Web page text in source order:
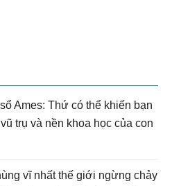
Ames: Thứ có thể khiến bạn
trụ và nền khoa học của con
vĩ nhất thế giới ngừng chảy